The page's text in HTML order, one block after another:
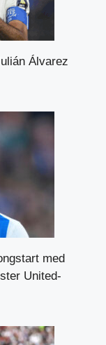
Álvarez
med
United-